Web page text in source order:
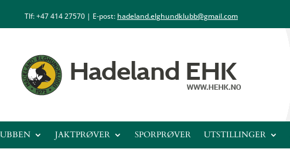
Tlf: +47414 27570 | E-post: hadeland.elghundklubb@gmail.com
JAKTPRØVER SPORPRØVER UTSTILLINGER